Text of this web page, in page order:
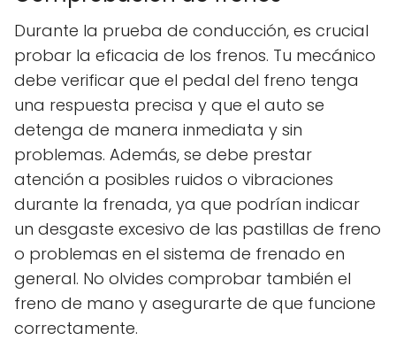
Durante la prueba de conducción, es crucial
probar la eficacia de los frenos. Tu mecánico
debe verificar que el pedal del freno tenga
una respuesta precisa y que el auto se
detenga de manera inmediata y sin
problemas. Además, se debe prestar
atención a posibles ruidos o vibraciones
durante la frenada, ya que podrían indicar
un desgaste excesivo de las pastillas de freno
o problemas en el sistema de frenado en
general. No olvides comprobar también el
freno de mano y asegurarte de que funcione
correctamente.